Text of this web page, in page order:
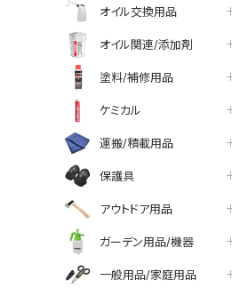
オイル交換用品
オイル関連/添加剤
塗料/補修用品
ケミカル
運搬/積載用品
保護具
アウトドア用品
ガーデン用品/機器
一般用品/家庭用品